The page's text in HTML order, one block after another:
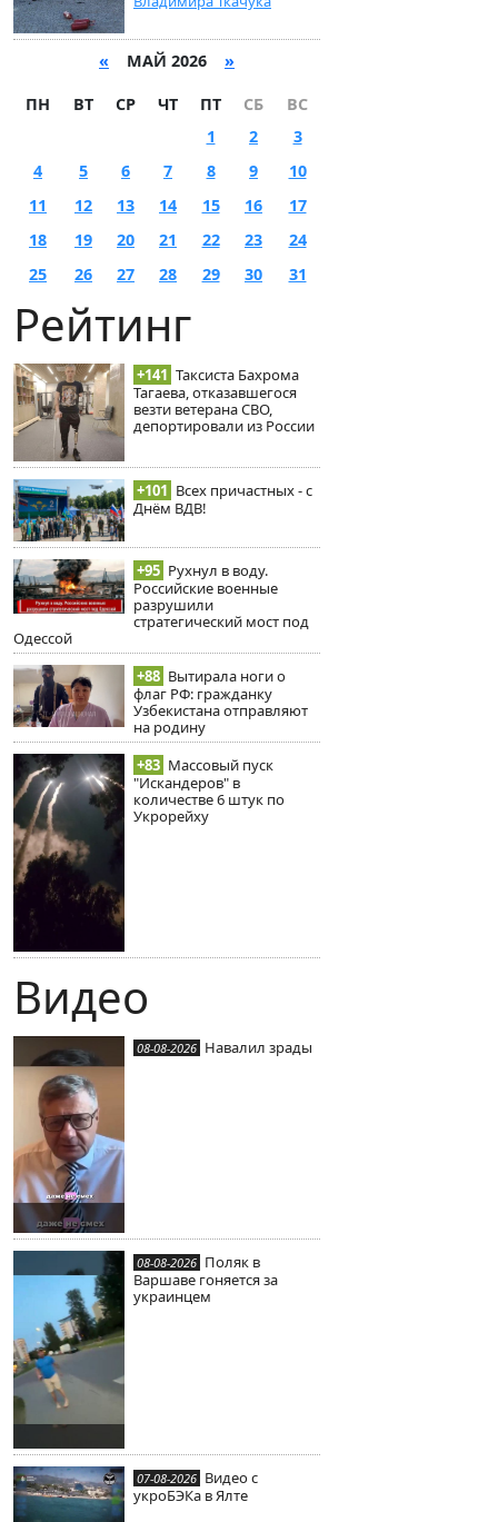
« МАЙ 2026 »
ПН ВТ СР ЧТ ПТ СБ
ВС
1
2
3
4
5 6 7 8 9
10
11
12 13 14 15 16
17
18
19 20 21 22 23
24
25
26 27 28 29 30 31
Рейтинг
+141 Таксиста Бахрома
Тагаева, отказавшегося
везти ветерана СВО,
депортировали из России
+101 Всех причастных - с
Днём ВДВ!
+95 Рухнул в воду.
Российские военные
разрушили
стратегический мост под
Одессой
+88 Вытирала ноги о
флаг РФ: гражданку
Узбекистана отправляют
на родину
+83 Массовый пуск
"Искандеров" в
количестве 6 штук по
Укрорейху
Видео
08-08-2026 Навалил зрады
08-08-2026 Поляк в
Варшаве гоняется за
украинцем
07-08-2026 Видео с
укроБЭКа в Ялте